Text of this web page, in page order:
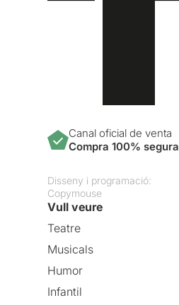
Canal oficial de venta
Compra 100% segura
Disseny i programació:
Copymouse
Vull veure
Teatre
Musicals
Humor
Infantil